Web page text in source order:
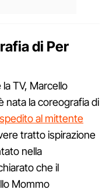
di Per
TV, Marcello
nata la coreografia di
al mittente
tratto ispirazione
nella
che il
Mommo